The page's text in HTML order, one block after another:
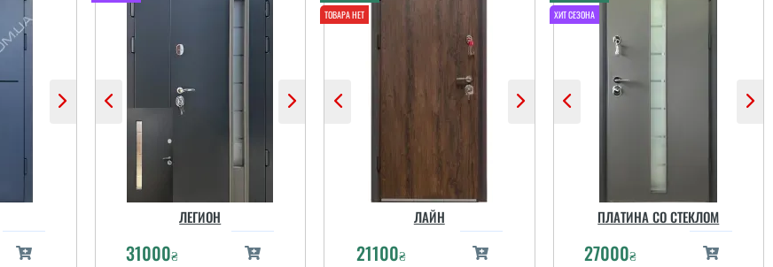
Сергій
рекомендацію, ми
читати всі відгуки
ЛЕГИОН
31000₴
ЛАЙН
21100₴
ПЛАТИНА СО СТЕКЛОМ
27000₴